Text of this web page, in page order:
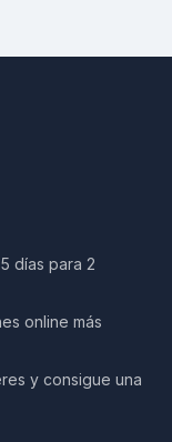
días para 2
online más
y consigue una